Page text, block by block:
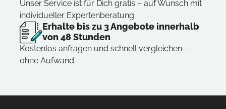
Unser Service ist für Dich gratis – auf Wunsch mit
individueller Expertenberatung.
Erhalte bis zu 3 Angebote innerhalb
von 48 Stunden
Kostenlos anfragen und schnell vergleichen –
ohne Aufwand.